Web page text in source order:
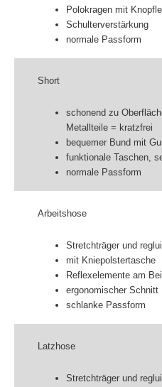
Polokragen mit
Schulterverstärkung
normale Passform
Short
schonend zu
Metallteile = kratzfrei
bequemer Bund mit
funktionale Taschen,
normale Passform
Arbeitshose
Stretchträger und
mit Kniepolstertasche
Reflexelemente am
ergonomischer Schnitt
schlanke Passform
Latzhose
Stretchträger und